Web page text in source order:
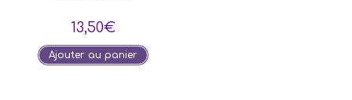
13,50€
Ajouter au panier